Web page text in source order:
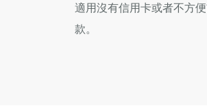
適用沒有信用卡或者不方
款。